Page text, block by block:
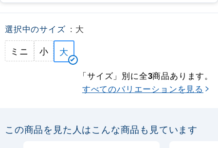
選択中のサイズ : 大
ミニ 小 大
「サイズ」別に全3商品あります。
すべてのバリエーションを見る
この商品を見た人はこんな商品も見ています